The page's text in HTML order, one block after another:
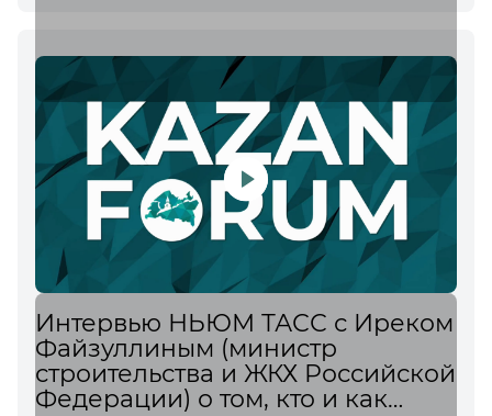
и роли технологий в транспорте
Интервью НЬЮМ ТАСС с Иреком
Файзуллиным (министр
строительства и ЖКХ Российской
Федерации) о том, кто и как